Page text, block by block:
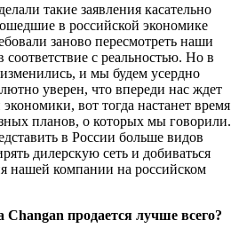
такие заявления касательно
в российской экономике
заново пересмотреть наши
соответствие с реальностью. Но в
и мы будем усердно
уверен, что впереди нас ждет
вот тогда настанет время
планов, о которых мы говорили.
в России больше видов
дилерскую сеть и добиваться
нашей компании на российском
продается лучше всего?